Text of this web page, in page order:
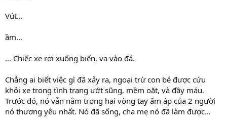
Vút…
ầm…
… Chiếc xe rơi xuống biển, va vào đá.
Chẳng ai biết việc gì đã xảy ra, ngoại trừ con bé được cứu
khỏi xe trong tình trạng ướt sũng, mềm oặt, và đầy máu.
Trước đó, nó vẫn nằm trong hai vòng tay ấm áp của 2 người
nó thương yêu nhất. Nó đã sống, cha mẹ nó đã làm được…